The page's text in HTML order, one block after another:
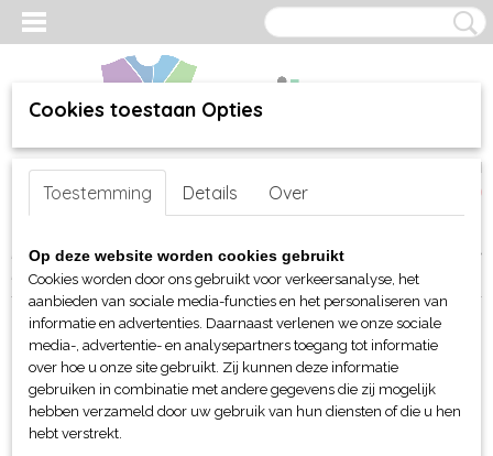
Inloggen Registreren
(0)
Home >webshop>Per merk >Sol's>Voor hem en haar (unisex)
>
Polo's> Sol's Portland heren polo
Cookies toestaan Opties
Toestemming Details Over
Op deze website worden cookies gebruikt
Cookies worden door ons gebruikt voor verkeersanalyse, het
aanbieden van sociale media-functies en het personaliseren van
informatie en advertenties. Daarnaast verlenen we onze sociale
media-, advertentie- en analysepartners toegang tot informatie
over hoe u onze site gebruikt. Zij kunnen deze informatie
gebruiken in combinatie met andere gegevens die zij mogelijk
hebben verzameld door uw gebruik van hun diensten of die u hen
hebt verstrekt.